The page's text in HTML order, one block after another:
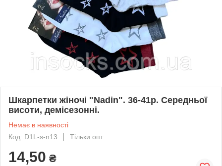
Шкарпетки жіночі "Nadin". 36-41р. Середньої
висоти, демісезонні.
Немає в наявності
Код: D1L-s-n13
Тільки опт
14,50 ₴